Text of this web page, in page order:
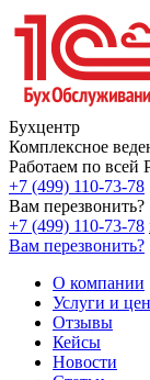
Бухцентр
Комплексное
Работаем по всей
+7 (499) 110-73-78
Вам перезвонить?
+7 (499) 110-73-78
Вам перезвонить?
О компании
Услуги и
Отзывы
Кейсы
Новости